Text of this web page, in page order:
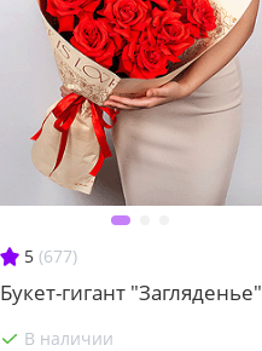
5 (677)
Букет-гигант "Загляденье"
В наличии